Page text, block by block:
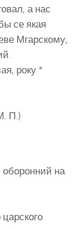
а нас
се якая
Мгарскому,
року *
П.)
оборонний на